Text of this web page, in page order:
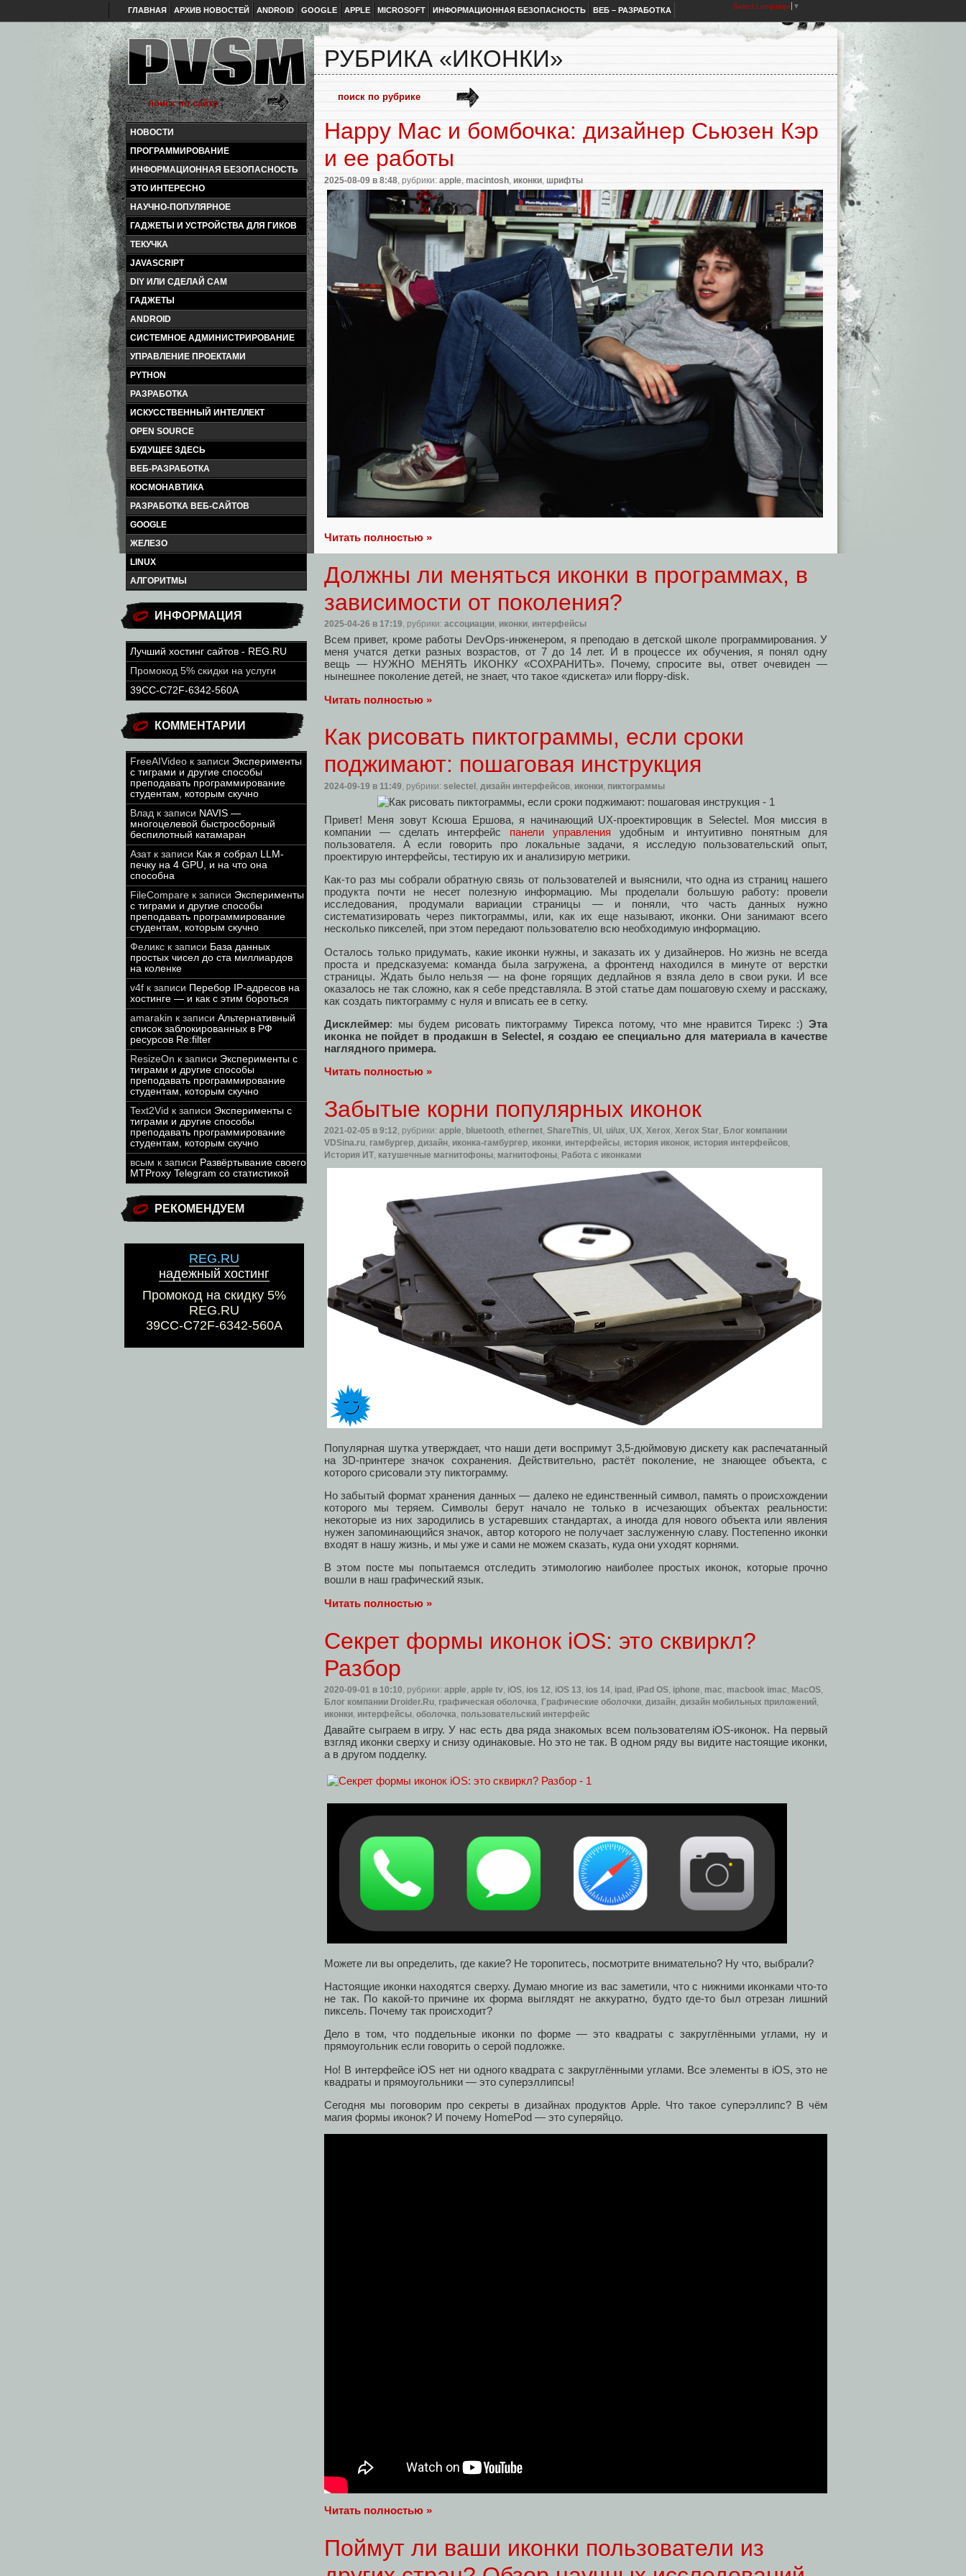
ГЛАВНАЯ АРХИВ НОВОСТЕЙ ANDROID GOOGLE APPLE MICROSOFT ИНФОРМАЦИОННАЯ БЕЗОПАСНОСТЬ ВЕБ – РАЗРАБОТКА Select Language ▼
НОВОСТИ
ПРОГРАММИРОВАНИЕ
ИНФОРМАЦИОННАЯ БЕЗОПАСНОСТЬ
ЭТО ИНТЕРЕСНО
НАУЧНО-ПОПУЛЯРНОЕ
ГАДЖЕТЫ И УСТРОЙСТВА ДЛЯ ГИКОВ
ТЕКУЧКА
JAVASCRIPT
DIY ИЛИ СДЕЛАЙ САМ
ГАДЖЕТЫ
ANDROID
СИСТЕМНОЕ АДМИНИСТРИРОВАНИЕ
УПРАВЛЕНИЕ ПРОЕКТАМИ
PYTHON
РАЗРАБОТКА
ИСКУССТВЕННЫЙ ИНТЕЛЛЕКТ
OPEN SOURCE
БУДУЩЕЕ ЗДЕСЬ
ВЕБ-РАЗРАБОТКА
КОСМОНАВТИКА
РАЗРАБОТКА ВЕБ-САЙТОВ
GOOGLE
ЖЕЛЕЗО
LINUX
АЛГОРИТМЫ
ИНФОРМАЦИЯ
Лучший хостинг сайтов - REG.RU
Промокод 5% скидки на услуги
39CC-C72F-6342-560A
КОММЕНТАРИИ
FreeAIVideo к записи Эксперименты
с тиграми и другие способы
преподавать программирование
студентам, которым скучно
Влад к записи NAVIS —
многоцелевой быстросборный
беспилотный катамаран
Азатк записи Как я собрал LLM-
печку на 4 GPU, и на что она
способна
FileCompare к записи Эксперименты
с тиграми и другие способы
преподавать программирование
студентам, которым скучно
Феликс к записи База данных
простых чисел до ста миллиардов
на коленке
v4f к записи Перебор IP-адресов на
хостинге — и как с этим бороться
amarakin к записи Альтернативный
список заблокированных в РФ
ресурсов Re:filter
ResizeOn к записи Эксперименты с
тиграми и другие способы
преподавать программирование
студентам, которым скучно
Text2Vid к записи Эксперименты с
тиграми и другие способы
преподавать программирование
студентам, которым скучно
всым к записи Развёртывание своего
MTProxy Telegram со статистикой
РЕКОМЕНДУЕМ
REG.RU
надежный хостинг
Промокод на скидку 5%
REG.RU
39CC-C72F-6342-560A
РУБРИКА «ИКОНКИ»
Happy Mac и бомбочка: дизайнер Сьюзен Кэр
и ее работы
2025-08-09 в 8:48 , рубрики: apple macintosh иконки шрифты
Читать полностью »
Должны ли меняться иконки в программах, в
зависимости от поколения?
2025-04-26 в 17:19 , рубрики: ассоциации иконки интерфейсы
Всем привет, кроме работы DevOps-инженером, я преподаю в детской школе программирования. У
меня учатся детки разных возрастов, от 7 до 14 лет. И в процессе их обучения, я понял одну
вещь — НУЖНО МЕНЯТЬ ИКОНКУ «СОХРАНИТЬ». Почему, спросите вы, ответ очевиден —
нынешнее поколение детей, не знает, что такое «дискета» или floppy-disk.
Читать полностью »
Как рисовать пиктограммы, если сроки
поджимают: пошаговая инструкция
2024-09-19 в 11:49 , рубрики: selectel дизайн интерфейсов иконки пиктограммы
Привет! Меня зовут Ксюша Ершова, я начинающий UX-проектировщик в Selectel. Моя миссия в
компании — сделать интерфейс панели управления удобным и интуитивно понятным для
пользователя. А если говорить про локальные задачи, я исследую пользовательский опыт,
проектирую интерфейсы, тестирую их и анализирую метрики.
Как-то раз мы собрали обратную связь от пользователей и выяснили, что одна из страниц нашего
продукта почти не несет полезную информацию. Мы проделали большую работу: провели
исследования, продумали вариации страницы — и поняли, что часть данных нужно
систематизировать через пиктограммы, или, как их еще называют, иконки. Они занимают всего
несколько пикселей, при этом передают пользователю всю необходимую информацию.
Осталось только придумать, какие иконки нужны, и заказать их у дизайнеров. Но жизнь не всегда
проста и предсказуема: команда была загружена, а фронтенд находился в минуте от верстки
страницы. Ждать было нельзя — на фоне горящих дедлайнов я взяла дело в свои руки. И все
оказалось не так сложно, как я себе представляла. В этой статье дам пошаговую схему и расскажу,
как создать пиктограмму с нуля и вписать ее в сетку.
Дисклеймер: мы будем рисовать пиктограмму Тирекса потому, что мне нравится Тирекс :) Эта
иконка не пойдет в продакшн в Selectel, я создаю ее специально для материала в качестве
наглядного примера.
Читать полностью »
Забытые корни популярных иконок
2021-02-05 в 9:12, рубрики: apple, bluetooth, ethernet, ShareThis, UI , ui/ux, UX, Xerox, Xerox Star, Блог компании
VDSina.ru, гамбургер, дизайн, иконка-гамбургер, иконки, интерфейсы, история иконок, история интерфейсов,
История ИТ, катушечные магнитофоны, магнитофоны, Работа с иконками
Популярная шутка утверждает, что наши дети воспримут 3,5-дюймовую дискету как распечатанный
на 3D-принтере значок сохранения. Действительно, растёт поколение, не знающее объекта, с
которого срисовали эту пиктограмму.
Но забытый формат хранения данных — далеко не единственный символ, память о происхождении
которого мы теряем. Символы берут начало не только в исчезающих объектах реальности:
некоторые из них зародились в устаревших стандартах, а иногда для нового объекта или явления
нужен запоминающийся значок, автор которого не получает заслуженную славу. Постепенно иконки
входят в нашу жизнь, и мы уже и сами не можем сказать, куда они уходят корнями.
В этом посте мы попытаемся отследить этимологию наиболее простых иконок, которые прочно
вошли в наш графический язык.
Читать полностью »
Секрет формы иконок iOS: это сквиркл?
Разбор
2020-09-01 в 10:10 , рубрики: apple apple tv iOS ios 12 iOS 13 ios 14 ipad iPad OS iphone mac macbook imac MacOS
Блог компании Droider.Ru графическая оболочка Графические оболочки дизайн дизайн мобильных приложений
иконки интерфейсы оболочка пользовательский интерфейс
Давайте сыграем в игру. У нас есть два ряда знакомых всем пользователям iOS-иконок. На первый
взгляд иконки сверху и снизу одинаковые. Но это не так. В одном ряду вы видите настоящие иконки,
а в другом подделку.
Можете ли вы определить, где какие? Не торопитесь, посмотрите внимательно? Ну что, выбрали?
Настоящие иконки находятся сверху. Думаю многие из вас заметили, что с нижними иконками что-то
не так. По какой-то причине их форма выглядят не аккуратно, будто где-то был отрезан лишний
пиксель. Почему так происходит?
Дело в том, что поддельные иконки по форме — это квадраты с закруглёнными углами, ну и
прямоугольник если говорить о серой подложке.
Но! В интерфейсе iOS нет ни одного квадрата с закруглёнными углами. Все элементы в iOS, это не
квадраты и прямоугольники — это суперэллипсы!
Сегодня мы поговорим про секреты в дизайнах продуктов Apple. Что такое суперэллипс? В чём
магия формы иконок? И почему HomePod — это суперяйцо.
Читать полностью »
Поймут ли ваши иконки пользователи из